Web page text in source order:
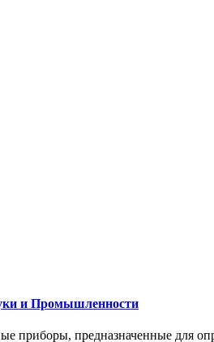
и Промышленности
приборы, предназначенные для